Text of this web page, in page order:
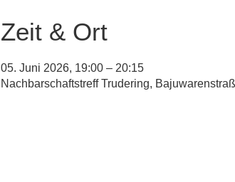
Zeit & Ort
05. Juni 2026, 19:00 – 20:15
Nachbarschaftstreff Trudering,